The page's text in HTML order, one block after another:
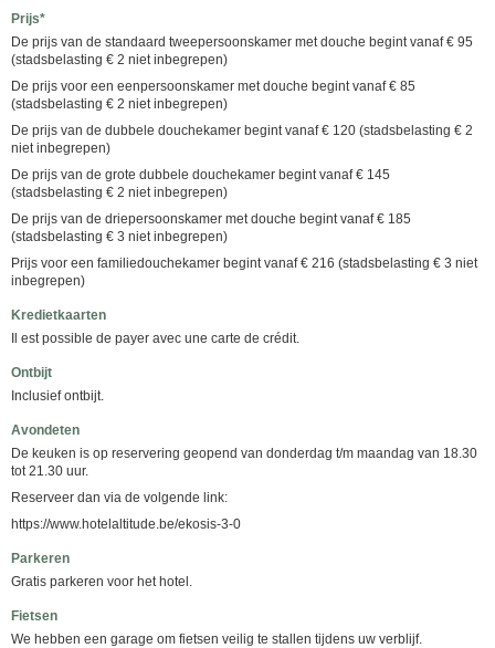
Prijs*
De prijs van de standaard tweepersoonskamer met douche begint vanaf € 95
(stadsbelasting € 2 niet inbegrepen)
De prijs voor een eenpersoonskamer met douche begint vanaf € 85
(stadsbelasting € 2 niet inbegrepen)
De prijs van de dubbele douchekamer begint vanaf € 120 (stadsbelasting € 2
niet inbegrepen)
De prijs van de grote dubbele douchekamer begint vanaf € 145
(stadsbelasting € 2 niet inbegrepen)
De prijs van de driepersoonskamer met douche begint vanaf € 185
(stadsbelasting € 3 niet inbegrepen)
Prijs voor een familiedouchekamer begint vanaf € 216 (stadsbelasting € 3 niet
inbegrepen)
Kredietkaarten
Il est possible de payer avec une carte de crédit.
Ontbijt
Inclusief ontbijt.
Avondeten
De keuken is op reservering geopend van donderdag t/m maandag van 18.30
tot 21.30 uur.
Reserveer dan via de volgende link:
https://www.hotelaltitude.be/ekosis-3-0
Parkeren
Gratis parkeren voor het hotel.
Fietsen
We hebben een garage om fietsen veilig te stallen tijdens uw verblijf.